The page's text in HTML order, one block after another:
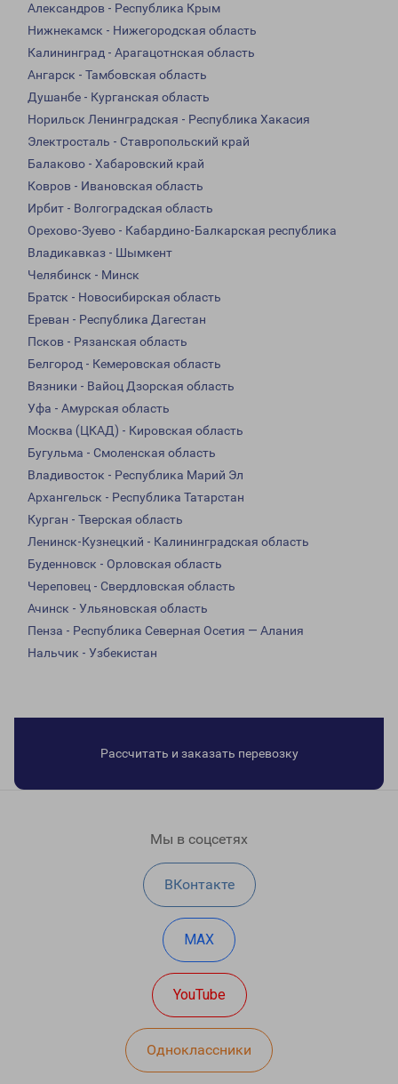
Александров - Республика Крым
Нижнекамск - Нижегородская область
Калининград - Арагацотнская область
Ангарск - Тамбовская область
Душанбе - Курганская область
Норильск Ленинградская - Республика Хакасия
Электросталь - Ставропольский край
Балаково - Хабаровский край
Ковров - Ивановская область
Ирбит - Волгоградская область
Орехово-Зуево - Кабардино-Балкарская республика
Владикавказ - Шымкент
Челябинск - Минск
Братск - Новосибирская область
Ереван - Республика Дагестан
Псков - Рязанская область
Белгород - Кемеровская область
Вязники - Вайоц Дзорская область
Уфа - Амурская область
Москва (ЦКАД) - Кировская область
Бугульма - Смоленская область
Владивосток - Республика Марий Эл
Архангельск - Республика Татарстан
Курган - Тверская область
Ленинск-Кузнецкий - Калининградская область
Буденновск - Орловская область
Череповец - Свердловская область
Ачинск - Ульяновская область
Пенза - Республика Северная Осетия — Алания
Нальчик - Узбекистан
Рассчитать и заказать перевозку
Мы в соцсетях
ВКонтакте
MAX
YouTube
Одноклассники